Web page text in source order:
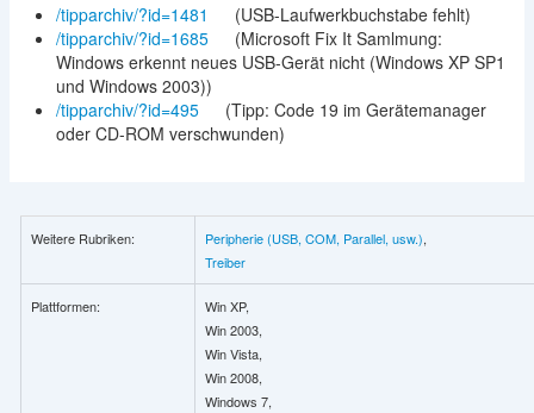
/tipparchiv/?id=1481
(USB-Laufwerkbuchstabe fehlt)
/tipparchiv/?id=1685
(Microsoft Fix It Samlmung:
Windows erkennt neues USB-Gerät nicht (Windows XP SP1
und Windows 2003))
/tipparchiv/?id=495
(Tipp: Code 19 im Gerätemanager
oder CD-ROM verschwunden)
Weitere Rubriken: Peripherie (USB, COM, Parallel, usw.),
Treiber
Plattformen:
Win XP,
Win 2003,
Win Vista,
Win 2008,
Windows 7,